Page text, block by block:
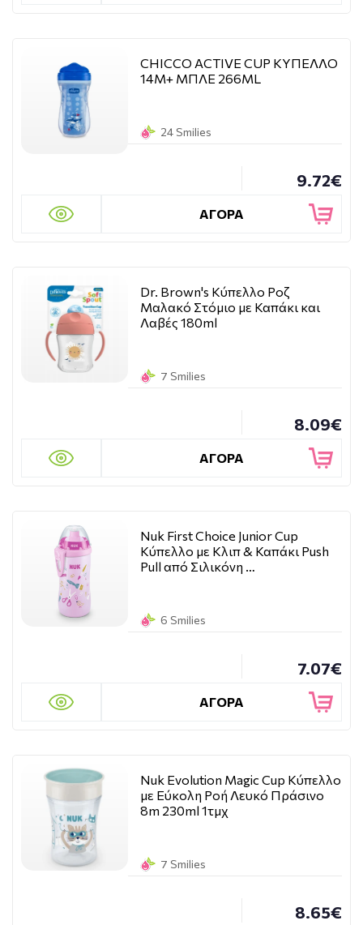
CHICCO ACTIVE CUP ΚΥΠΕΛΛΟ
14Μ+ ΜΠΛΕ 266ML
24 Smilies
9.72€
ΑΓΟΡΑ
Dr. Brown's Κύπελλο Ροζ
Μαλακό Στόμιο με Καπάκι και
Λαβές 180ml
7 Smilies
8.09€
ΑΓΟΡΑ
Nuk First Choice Junior Cup
Κύπελλο με Κλιπ & Καπάκι Push
Pull από Σιλικόνη …
6 Smilies
7.07€
ΑΓΟΡΑ
Nuk Evolution Magic Cup Κύπελλο
με Εύκολη Ροή Λευκό Πράσινο
8m 230ml 1τμχ
7 Smilies
8.65€